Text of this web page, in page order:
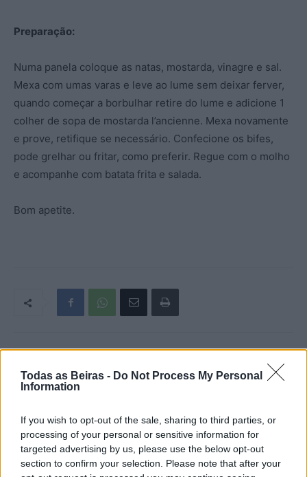
Todas as Beiras - Do Not Process My Personal
Information
If you wish to opt-out of the sale, sharing to third parties, or
processing of your personal or sensitive information for
targeted advertising by us, please use the below opt-out
section to confirm your selection. Please note that after your
Preparação:
Numa panela coloque as natas, mostarda, vinagre e sal.
Mexa com umas varas e leve ao lume sem deixar ferver,
quando começar a borbulhar retire do lume e adicione 1
colher de sopa de mostarda l’ancienne. Mexa novamente
e prove, retifique se necessário. Confecione os bifes,
pode grelhar ou fritar, como preferir. Regue com o molho
e acompanhe com batata frita e salada.
Bom apetite.
Júlio Santos, que foi reeleito
«engrandecer» e «unir o
partido»
Próximo artigo
Vila Franca das Naves exige